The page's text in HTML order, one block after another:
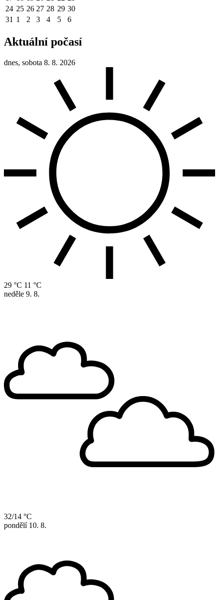
24 25 26 27 28 29 30
31 1 2 3 4 5 6
Aktuální počasí
dnes, sobota 8. 8. 2026
29 °C 11 °C
neděle 9. 8.
32/14 °C
pondělí 10. 8.